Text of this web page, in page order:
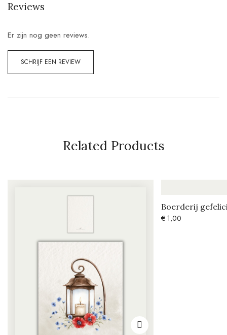
Reviews
Er zijn nog geen reviews.
SCHRIJF EEN REVIEW
Related Products
Boerderij
€ 1,00